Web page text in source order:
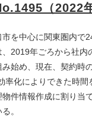
（2022
市を中心に関東圏内で
、2019年ごろから社内
始め、現在、契約時
率化によりできた時
物件情報作成に割り当
。